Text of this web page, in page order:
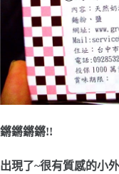
鏘鏘鏘鏘!!
出現了~很有質感的小